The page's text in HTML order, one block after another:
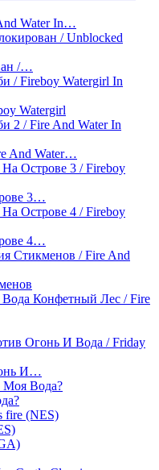
Water In…
/…
Watergirl
And Water…
3…
4…
И…